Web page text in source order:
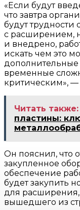
«Если будут
что завтра
будут
с расширением,
и внедрено,
искать чем это
дополнительные
временные
критическим», —
Читать также:
пластины:
Он пояснил, что
закупленное
обеспечение
будет закупить
для
вышедшего из